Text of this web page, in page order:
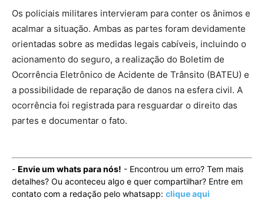
Os policiais militares intervieram para conter os ânimos e
acalmar a situação. Ambas as partes foram devidamente
orientadas sobre as medidas legais cabíveis, incluindo o
acionamento do seguro, a realização do Boletim de
Ocorrência Eletrônico de Acidente de Trânsito (BATEU) e
a possibilidade de reparação de danos na esfera civil. A
ocorrência foi registrada para resguardar o direito das
partes e documentar o fato.
- Envie um whats para nós! - Encontrou um erro? Tem mais
detalhes? Ou aconteceu algo e quer compartilhar? Entre em
contato com a redação pelo whatsapp: clique aqui